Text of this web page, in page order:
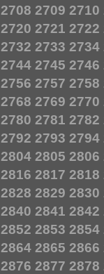
2708 2709 2710
2720 2721 2722
2732 2733 2734
2744 2745 2746
2756 2757 2758
2768 2769 2770
2780 2781 2782
2792 2793 2794
2804 2805 2806
2816 2817 2818
2828 2829 2830
2840 2841 2842
2852 2853 2854
2864 2865 2866
2876 2877 2878